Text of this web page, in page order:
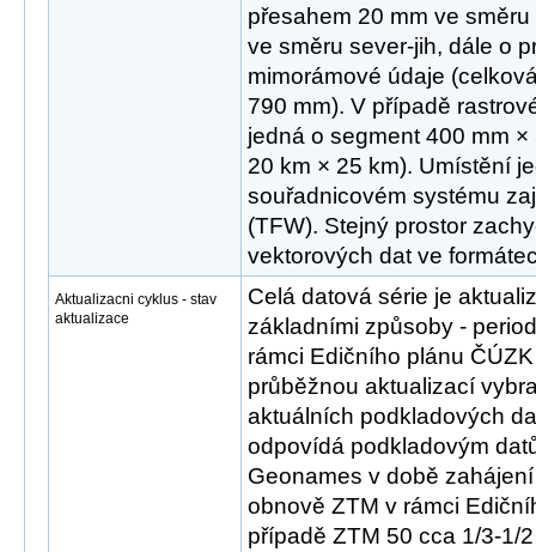
přesahem 20 mm ve
ve směru sever-jih, dále o
mimorámové údaje
790 mm). V případě
jedná o segment 400 mm
20 km × 25 km). Umístění
souřadnicovém systému
(TFW). Stejný prostor
vektorových dat ve
Aktualizacni cyklus - stav
aktualizace
Celá datová série je
základními způsoby -
rámci Edičního plánu
průběžnou aktualizací
aktuálních podkladových
odpovídá podkladovým
Geonames v době
obnově ZTM v rámci
případě ZTM 50 cca 1/3-1/